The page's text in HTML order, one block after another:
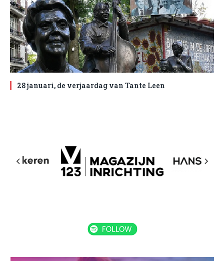
28 januari, de verjaardag van Tante Leen